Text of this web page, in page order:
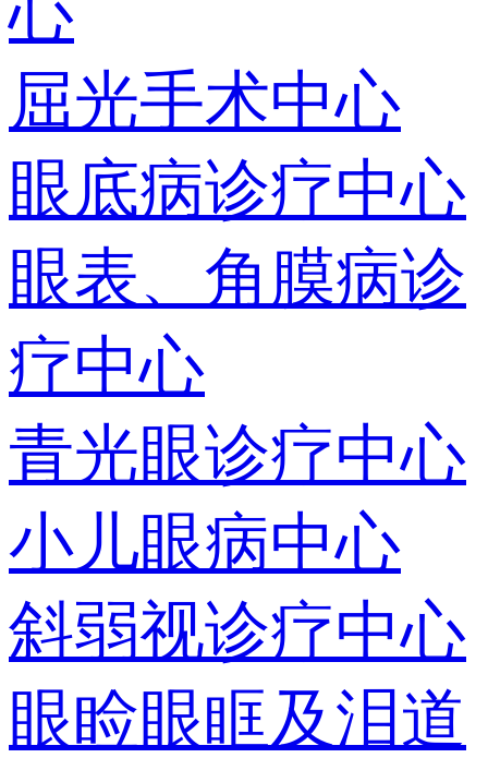
屈光手术中心
眼底病诊疗中心
眼表、角膜病诊
疗中心
青光眼诊疗中心
小儿眼病中心
斜弱视诊疗中心
眼睑眼眶及泪道